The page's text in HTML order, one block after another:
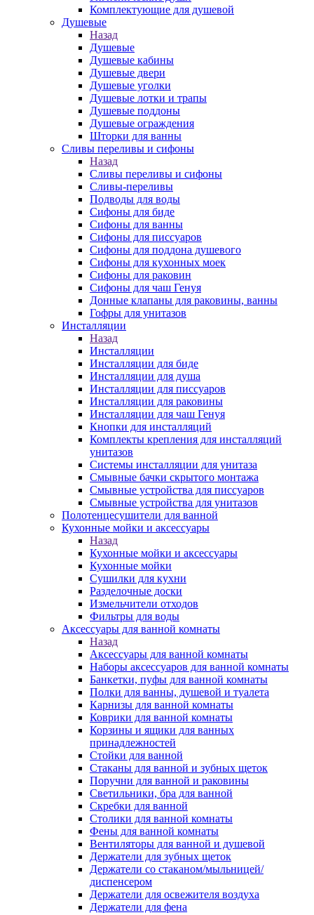
Комплектующие для душевой
Душевые
Назад
Душевые
Душевые кабины
Душевые двери
Душевые уголки
Душевые лотки и трапы
Душевые поддоны
Душевые ограждения
Шторки для ванны
Сливы переливы и сифоны
Назад
Сливы переливы и сифоны
Сливы-переливы
Подводы для воды
Сифоны для биде
Сифоны для ванны
Сифоны для писсуаров
Сифоны для поддона душевого
Сифоны для кухонных моек
Сифоны для раковин
Сифоны для чаш Генуя
Донные клапаны для раковины, ванны
Гофры для унитазов
Инсталляции
Назад
Инсталляции
Инсталляции для биде
Инсталляции для душа
Инсталляции для писсуаров
Инсталляции для раковины
Инсталляции для чаш Генуя
Кнопки для инсталляций
Комплекты крепления для инсталляций
унитазов
Системы инсталляции для унитаза
Смывные бачки скрытого монтажа
Смывные устройства для писсуаров
Смывные устройства для унитазов
Полотенцесушители для ванной
Кухонные мойки и аксессуары
Назад
Кухонные мойки и аксессуары
Кухонные мойки
Сушилки для кухни
Разделочные доски
Измельчители отходов
Фильтры для воды
Аксессуары для ванной комнаты
Назад
Аксессуары для ванной комнаты
Наборы аксессуаров для ванной комнаты
Банкетки, пуфы для ванной комнаты
Полки для ванны, душевой и туалета
Карнизы для ванной комнаты
Коврики для ванной комнаты
Корзины и ящики для ванных
принадлежностей
Стойки для ванной
Стаканы для ванной и зубных щеток
Поручни для ванной и раковины
Светильники, бра для ванной
Скребки для ванной
Столики для ванной комнаты
Фены для ванной комнаты
Вентиляторы для ванной и душевой
Держатели для зубных щеток
Держатели со стаканом/мыльницей/
диспенсером
Держатели для освежителя воздуха
Держатели для фена